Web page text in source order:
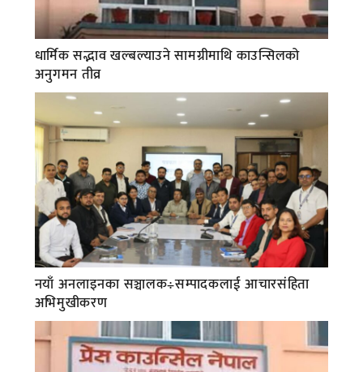
धार्मिक सद्भाव खल्बल्याउने सामग्रीमाथि काउन्सिलको
अनुगमन तीव्र
नयाँ अनलाइनका सञ्चालक÷सम्पादकलाई आचारसंहिता
अभिमुखीकरण